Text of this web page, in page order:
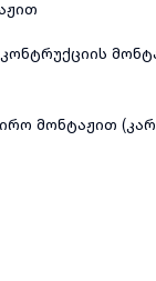
მონტაჟით